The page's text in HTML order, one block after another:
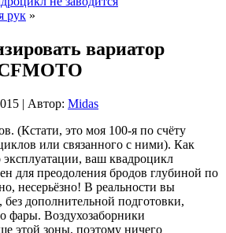
рук »
вариатор
| Автор: Midas
(Кстати, это моя 100-я по счёту
или связанного с ними). Как
эксплуатации, ваш квадроцикл
для преодоления бродов глубиной по
несерьёзно! В реальности вы
дополнительной подготовки,
фары. Воздухозаборники
этой зоны, поэтому ничего